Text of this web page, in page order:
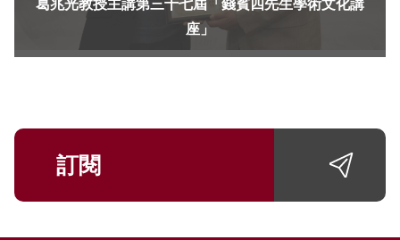
葛兆光教授主講第三十七屆「錢賓四先生學術文化講
座」
訂閱